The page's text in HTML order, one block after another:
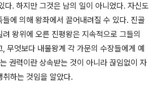
다. 하지만 그것은 남의 일이 아니었다. 자신도
들에 의해 왕좌에서 끌어내려질 수 있다. 진골
왕위에 오른 진평왕은 지속적으로 그들의
무엇보다 내물왕계 각 가문의 수장들에게 예
권력이란 상속받는 것이 아니라 끊임없이 자
하는 것임을 알았다.